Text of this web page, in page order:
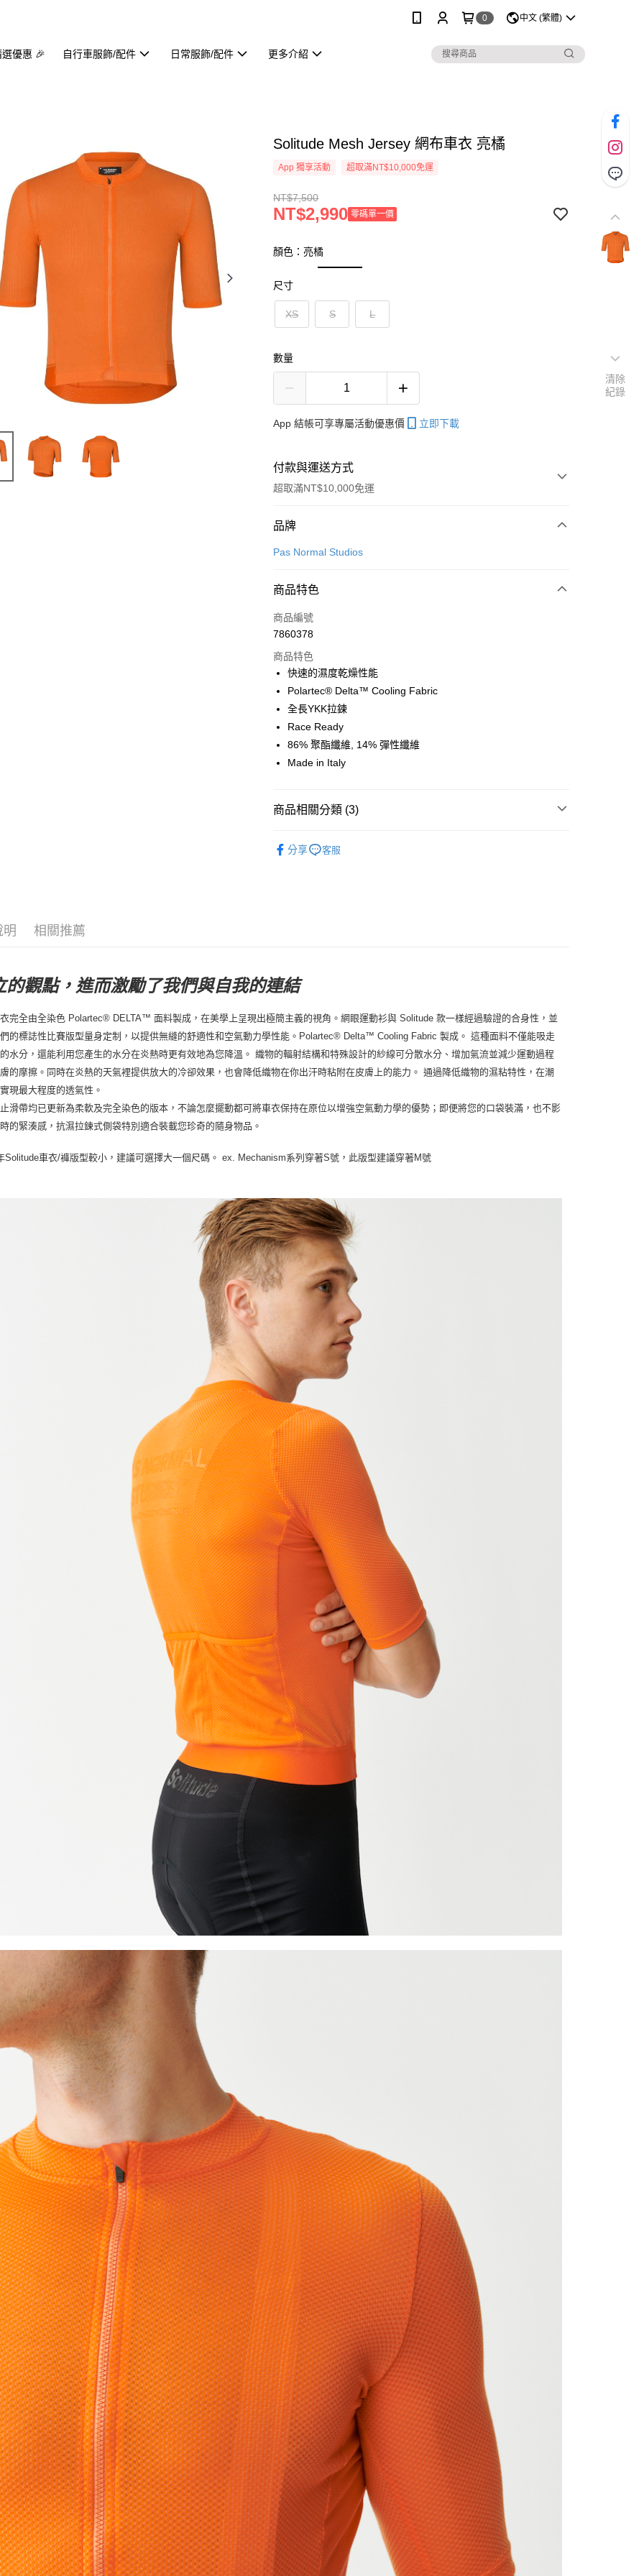
0 中文 (繁體)
優惠 🎉 自行車服飾/配件 日常服飾/配件 更多介紹
Solitude Mesh Jersey 網布車衣 亮橘
App 獨享活動 超取滿NT$10,000免運
NT$7,500
NT$2,990 零碼單一價
顏色：亮橘
尺寸
XS S L
數量
App 結帳可享專屬活動優惠價 立即下載
付款與運送方式
超取滿NT$10,000免運
付款方式
信用卡一次付款
Apple Pay
Google Pay
運送方式
全家店到店
每筆NT$80，滿NT$10,000(含以上)免運費
每筆NT$80，滿NT$10,000(含以上)免運費
品牌
Pas Normal Studios
商品特色
商品編號
7860378
商品特色
快速的濕度乾燥性能
Polartec® Delta™ Cooling Fabric
全長YKK拉鍊
Race Ready
86% 聚酯纖維, 14% 彈性纖維
Made in Italy
商品相關分類 (3)
分享 客服
明 相關推薦
的觀點，進而激勵了我們與自我的連結
完全由全染色 Polartec® DELTA™ 面料製成，在美學上呈現出極簡主義的視角。網眼運動衫與 Solitude 款一樣經過驗證的合身性，並
的標誌性比賽版型量身定制，以提供無縫的舒適性和空氣動力學性能。Polartec® Delta™ Cooling Fabric 製成。 這種面料不僅能吸走
水分，還能利用您產生的水分在炎熱時更有效地為您降溫。 織物的輻射結構和特殊設計的紗線可分散水分、增加氣流並減少運動過程
的摩擦。同時在炎熱的天氣裡提供放大的冷卻效果，也會降低織物在你出汗時粘附在皮膚上的能力。 通過降低織物的濕粘特性，在潮
現最大程度的透氣性。
滑帶均已更新為柔軟及完全染色的版本，不論怎麼擺動都可將車衣保持在原位以增強空氣動力學的優勢；即便將您的口袋裝滿，也不影
的緊湊感，抗濕拉鍊式側袋特別適合裝載您珍奇的隨身物品。
Solitude車衣/褲版型較小，建議可選擇大一個尺碼。ex. Mechanism系列穿著S號，此版型建議穿著M號
清除
紀錄